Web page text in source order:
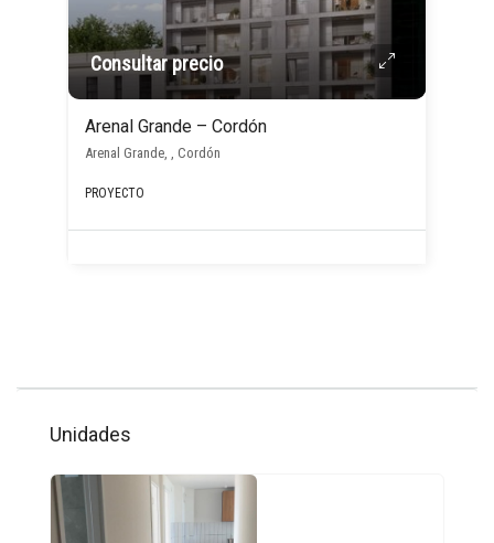
Consultar precio
Arenal Grande – Cordón
Arenal Grande, , Cordón
PROYECTO
Unidades